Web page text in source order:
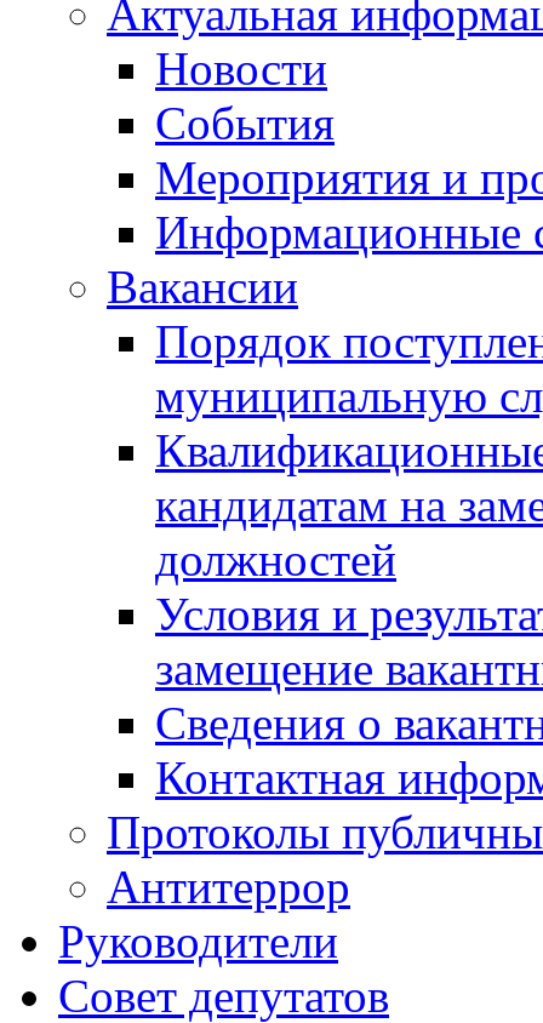
Актуальная
Новости
События
Мероприятия и
Информационные
Вакансии
Порядок
муниципальную
кандидатам на
должностей
Условия и
замещение
Сведения о
Контактная
Протоколы
Антитеррор
Руководители
Совет депутатов